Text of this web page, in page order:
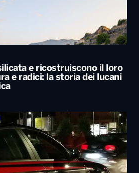
e ricostruiscono il loro
e radici: la storia dei lucani